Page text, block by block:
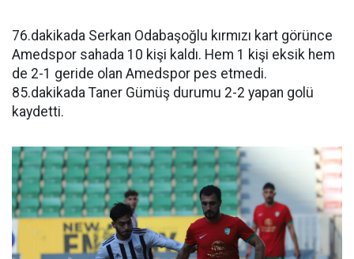
76.dakikada Serkan Odabaşoğlu kırmızı kart görünce
Amedspor sahada 10 kişi kaldı. Hem 1 kişi eksik hem
de 2-1 geride olan Amedspor pes etmedi.
85.dakikada Taner Gümüş durumu 2-2 yapan golü
kaydetti.